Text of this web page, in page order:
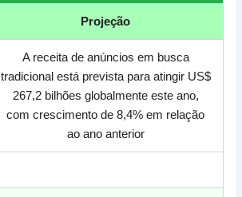
Projeção
A receita de anúncios em busca
tradicional está prevista para atingir US$
267,2 bilhões globalmente este ano,
com crescimento de 8,4% em relação
ao ano anterior